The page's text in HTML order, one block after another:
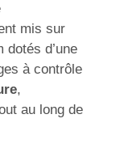
mis sur
dotés d’une
à contrôle
,
au long de